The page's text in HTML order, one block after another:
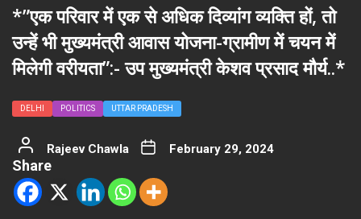
*”एक परिवार में एक से अधिक दिव्यांग व्यक्ति हों, तो
उन्हें भी मुख्यमंत्री आवास योजना-ग्रामीण में चयन में
मिलेगी वरीयता”:- उप मुख्यमंत्री केशव प्रसाद मौर्य..*
DELHI POLITICS UTTAR PRADESH
Rajeev Chawla February 29, 2024
Share